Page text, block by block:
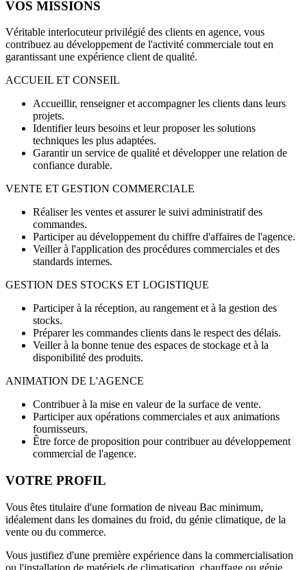
VOS MISSIONS
Véritable interlocuteur privilégié des clients en agence, vous
contribuez au développement de l'activité commerciale tout en
garantissant une expérience client de qualité.
ACCUEIL ET CONSEIL
Accueillir, renseigner et accompagner les clients dans leurs
projets.
Identifier leurs besoins et leur proposer les solutions
techniques les plus adaptées.
Garantir un service de qualité et développer une relation de
confiance durable.
VENTE ET GESTION COMMERCIALE
Réaliser les ventes et assurer le suivi administratif des
commandes.
Participer au développement du chiffre d'affaires de l'agence.
Veiller à l'application des procédures commerciales et des
standards internes.
GESTION DES STOCKS ET LOGISTIQUE
Participer à la réception, au rangement et à la gestion des
stocks.
Préparer les commandes clients dans le respect des délais.
Veiller à la bonne tenue des espaces de stockage et à la
disponibilité des produits.
ANIMATION DE L'AGENCE
Contribuer à la mise en valeur de la surface de vente.
Participer aux opérations commerciales et aux animations
fournisseurs.
Être force de proposition pour contribuer au développement
commercial de l'agence.
VOTRE PROFIL
Vous êtes titulaire d'une formation de niveau Bac minimum,
idéalement dans les domaines du froid, du génie climatique, de la
vente ou du commerce.
Vous justifiez d'une première expérience dans la commercialisation
ou l'installation de matériels de climatisation, chauffage ou génie